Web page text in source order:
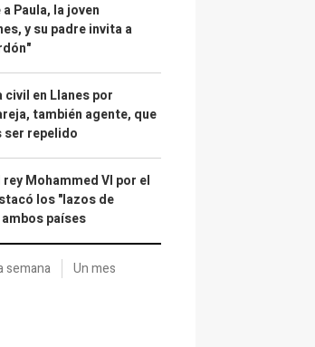
Paula, la joven
y su padre invita a
civil en Llanes por
también agente, que
ser repelido
Mohammed VI por el
los "lazos de
países
semana Un mes